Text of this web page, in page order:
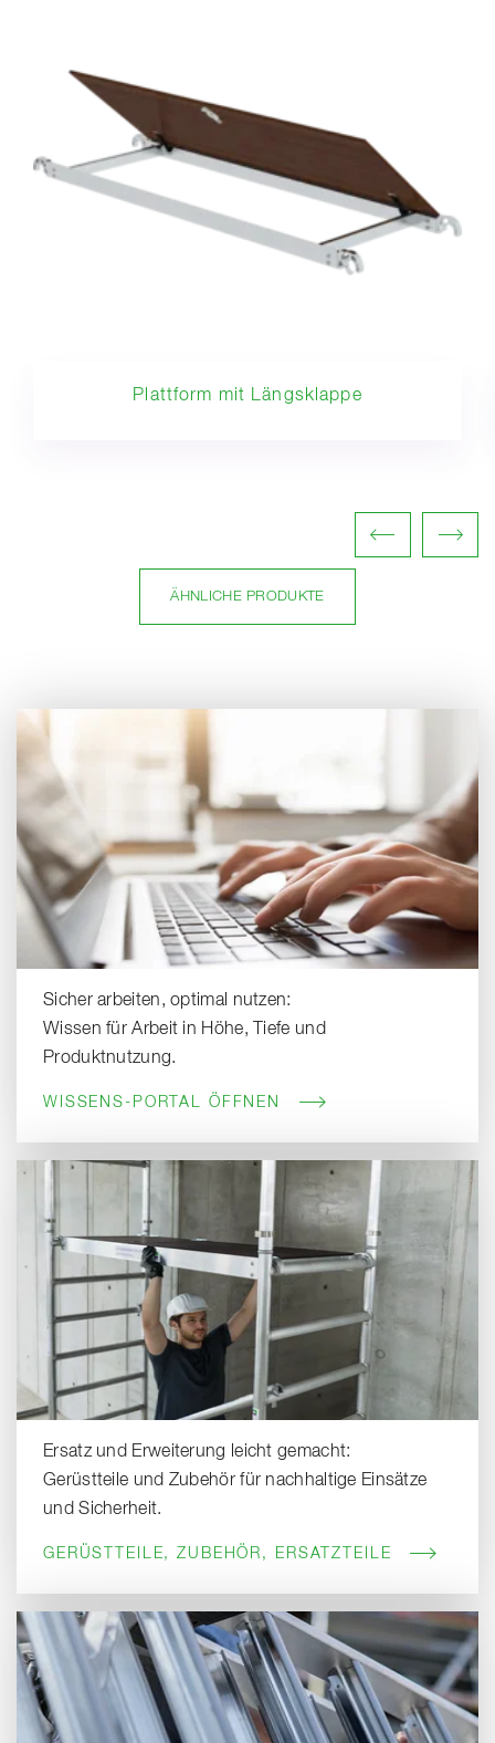
Plattform mit Längsklappe
ÄHNLICHE PRODUKTE
Sicher arbeiten, optimal nutzen:
Wissen für Arbeit in Höhe, Tiefe und
Produktnutzung.
WISSENS-PORTAL ÖFFNEN
Ersatz und Erweiterung leicht gemacht:
Gerüstteile und Zubehör für nachhaltige Einsätze
und Sicherheit.
GERÜSTTEILE, ZUBEHÖR, ERSATZTEILE